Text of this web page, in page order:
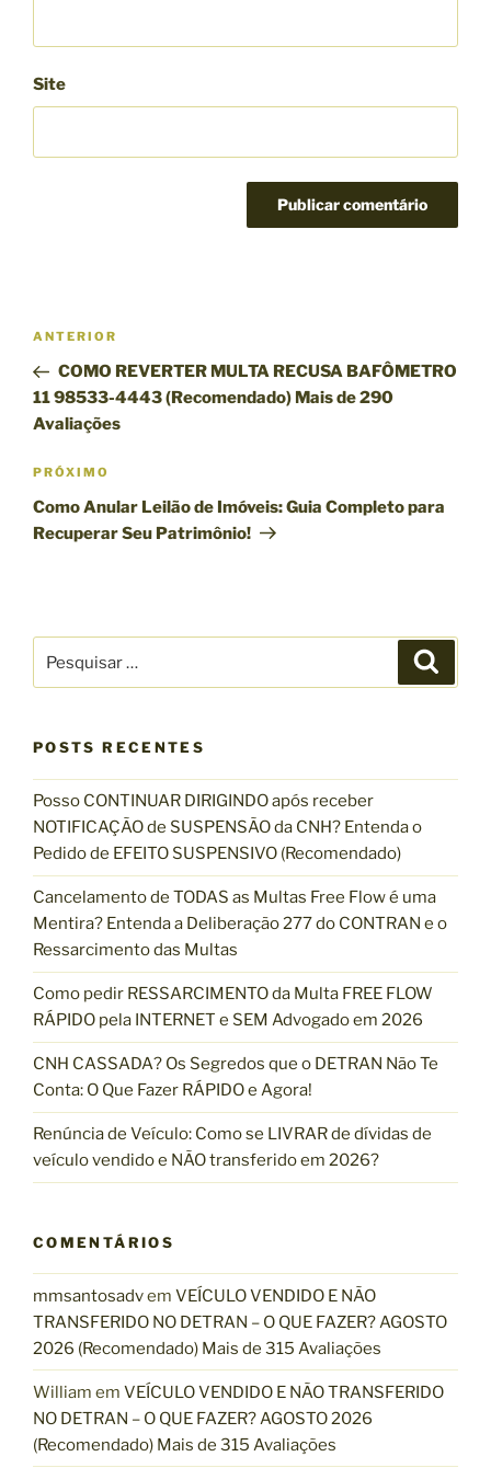
Site
N
v
e
a
ç
ã
e
o
t
P
o
s
t
n
t
e
ANTERIOR
COMO REVERTER MULTA RECUSA BAFÔMETRO
11 98533-4443 (Recomendado) Mais de 290
Avaliações
P
r
ó
o
o
t
PRÓXIMO
Como Anular Leilão de Imóveis: Guia Completo para
Recuperar Seu Patrimônio!
u
i
s
a
r
p
o
r
s
r
POSTS RECENTES
Posso CONTINUAR DIRIGINDO após receber
NOTIFICAÇÃO de SUSPENSÃO da CNH? Entenda o
Pedido de EFEITO SUSPENSIVO (Recomendado)
Cancelamento de TODAS as Multas Free Flow é uma
Mentira? Entenda a Deliberação 277 do CONTRAN e o
Ressarcimento das Multas
Como pedir RESSARCIMENTO da Multa FREE FLOW
RÁPIDO pela INTERNET e SEM Advogado em 2026
CNH CASSADA? Os Segredos que o DETRAN Não Te
Conta: O Que Fazer RÁPIDO e Agora!
Renúncia de Veículo: Como se LIVRAR de dívidas de
veículo vendido e NÃO transferido em 2026?
COMENTÁRIOS
mmsantosadvem VEÍCULO VENDIDO E NÃO
TRANSFERIDO NO DETRAN – O QUE FAZER? AGOSTO
2026 (Recomendado) Mais de 315 Avaliações
William em VEÍCULO VENDIDO E NÃO TRANSFERIDO
NO DETRAN – O QUE FAZER? AGOSTO 2026
(Recomendado) Mais de 315 Avaliações